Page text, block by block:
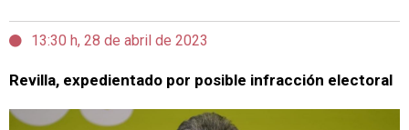
13:30 h, 28 de abril de 2023
Revilla, expedientado por posible infracción electoral